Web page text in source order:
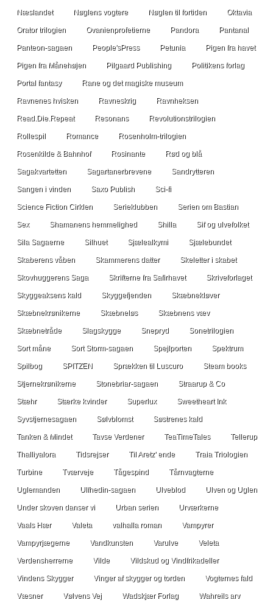
Næslandet Nøglens vogtere Nøglen til fortiden Oktavia
Orator trilogien Ovanienprofetierne Pandora Pantanal
Panteon-sagaen People'sPress Petunia Pigen fra havet
Pigen fra Månehøjen Pilgaard Publishing Politikens forlag
Portal fantasy Rane og det magiske museum
Ravnenes hvisken Ravneskrig Ravnheksen
Read.Die.Repeat Resonans Revolutionstrilogien
Rollespil Romance Rosenholm-trilogien
Rosenkilde & Bahnhof Rosinante Rød og blå
Sagakvartetten Sagartanerbrevene Sandrytteren
Sangen i vinden Saxo Publish Sci-fi
Science Fiction Cirklen Serieklubben Serien om Bastian
Sex Shamanens hemmelighed Shilla Sif og ulvefolket
Sila Sagaerne Silhuet Sjælealkymi Sjælebundet
Skaberens våben Skammerens datter Skeletter i skabet
Skovhuggerens Saga Skrifterne fra Safirhavet Skriveforlaget
Skyggeaksens kald Skyggefjenden Skæbnekløver
Skæbnekrønikerne Skæbneløs Skæbnens væv
Skæbnetråde Slagskygge Snepryd Sonetrilogien
Sort måne Sort Storm-sagaen Spejlporten Spektrum
Spilbog SPITZEN Sprækken til Luscuro Steam books
Stjernekrønikerne Stonebriar-sagaen Straarup & Co
Stæhr Stærke kvinder Superlux Sweetheart Ink
Syvstjernesagaen Sølvblomst Søstrenes kald
Tanken & Mindet Tavse Verdener TeaTimeTales Tellerup
Thalliyalora Tidsrejser Til Aretz' ende Traia Triologien
Turbine Tværveje Tågespind Tårnvagterne
Uglemanden Ulfhedin-sagaen Ulveblod Ulven og Uglen
Under skoven danser vi Urban serien Urværkerne
Vaals Hær Valeta valhalla roman Vampyrer
Vampyrjægerne Vandkunsten Varulve Veleta
Verdensherrerne Vilde Vildskud og Vindfrikadeller
Vindens Skygger Vinger af skygger og torden Vogternes fald
Væsner Vølvens Vej Wadskjær Forlag Wahreils arv